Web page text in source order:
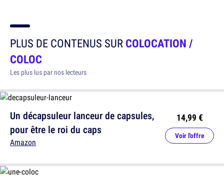
PLUS DE CONTENUS SURCOLOCATION /
COLOC
Les plus lus par nos lecteurs
Un décapsuleur lanceur de capsules,
pour être le roi du caps
Amazon
14,99 €
Voir l'offre